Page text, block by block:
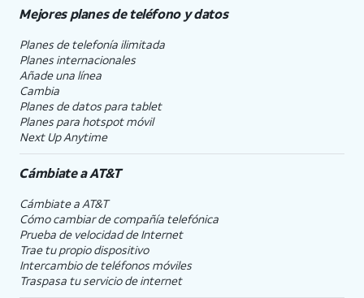
Mejores planes de teléfono y datos
Planes de telefonía ilimitada
Planes internacionales
Añade una línea
Cambia
Planes de datos para tablet
Planes para hotspot móvil
Next Up Anytime
Cámbiate aAT&T
Cámbiate a AT&T
Cómo cambiar de compañía telefónica
Prueba de velocidad de Internet
Trae tu propio dispositivo
Intercambio de teléfonos móviles
Traspasa tu servicio de internet